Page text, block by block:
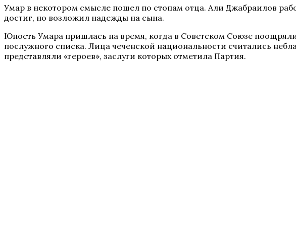
Умар в некотором смысле пошел по стопам отца. Али Джабраилов
достиг, но возложил надежды на сына.
Юность Умара пришлась на время, когда в Советском Союзе
послужного списка. Лица чеченской национальности считались
представляли «героев», заслуги которых отметила Партия.